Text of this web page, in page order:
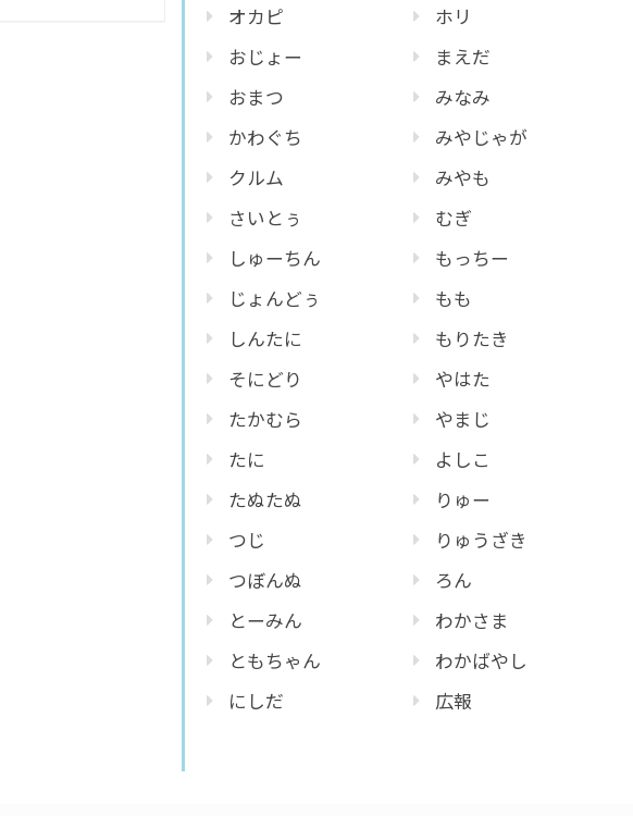
オカピ
おじょー
おまつ
かわぐち
クルム
さいとぅ
しゅーちん
じょんどぅ
しんたに
そにどり
たかむら
たに
たぬたぬ
つじ
つぼんぬ
とーみん
ともちゃん
にしだ
ホリ
まえだ
みなみ
みやじゃが
みやも
むぎ
もっちー
もも
もりたき
やはた
やまじ
よしこ
りゅー
りゅうざき
ろん
わかさま
わかばやし
広報